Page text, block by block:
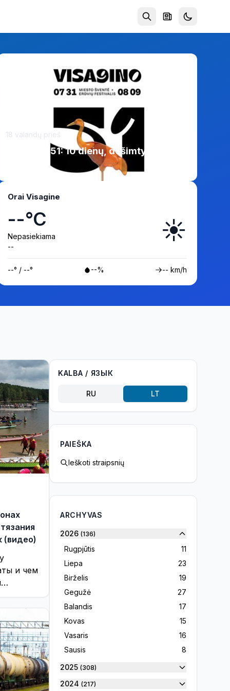
18 valandų prieš
Visaginui 51: 10 dienų, dešimtys
Orai Visagine
--°C
Nepasiekiama
--
☀️
--° / --° --% -- km/h
(видео)
и чем
KALBA / ЯЗЫК
RU LT
PAIEŠKA
Ieškoti straipsnių
ARCHYVAS
2026 (136)
Rugpjūtis
11
Liepa
23
Birželis
19
Gegužė
27
Balandis
17
Kovas
15
Vasaris
16
Sausis
8
2025 (308)
2024 (217)